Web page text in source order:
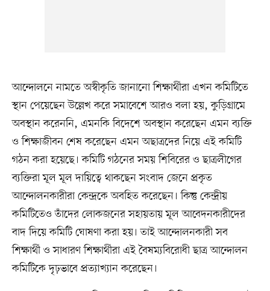
আন্দোলনে নামতে অস্বীকৃতি জানানো শিক্ষার্থীরা এখন কমিটিতে
স্থান পেয়েছেন উল্লেখ করে সমাবেশে আরও বলা হয়, কুড়িগ্রামে
অবস্থান করেননি, এমনকি বিদেশে অবস্থান করেছেন এমন ব্যক্তি
ও শিক্ষাজীবন শেষ করেছেন এমন অছাত্রদের নিয়ে এই কমিটি
গঠন করা হয়েছে। কমিটি গঠনের সময় শিবিরের ও ছাত্রলীগের
ব্যক্তিরা মূল মূল দায়িত্বে থাকছেন সংবাদ জেনে প্রকৃত
আন্দোলনকারীরা কেন্দ্রকে অবহিত করেছেন। কিন্তু কেন্দ্রীয়
কমিটিতেও তাঁদের লোকজনের সহায়তায় মূল আবেদনকারীদের
বাদ দিয়ে কমিটি ঘোষণা করা হয়। তাই আন্দোলনকারী সব
শিক্ষার্থী ও সাধারণ শিক্ষার্থীরা এই বৈষম্যবিরোধী ছাত্র আন্দোলন
কমিটিকে দৃঢ়ভাবে প্রত্যাখ্যান করেছেন।